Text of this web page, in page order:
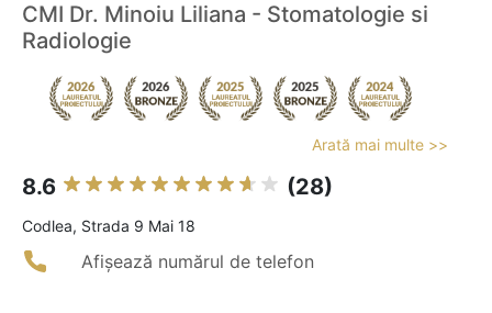
CMI Dr. Minoiu Liliana - Stomatologie si
Radiologie
Arată mai multe >>
8.6 (28)
Codlea, Strada 9 Mai 18
Afișează numărul de telefon